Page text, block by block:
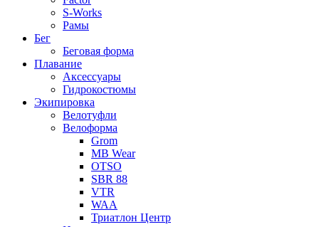
S-Works
Рамы
Бег
Беговая форма
Плавание
Аксессуары
Гидрокостюмы
Экипировка
Велотуфли
Велоформа
Grom
MB Wear
OTSO
SBR 88
VTR
WAA
Триатлон Центр